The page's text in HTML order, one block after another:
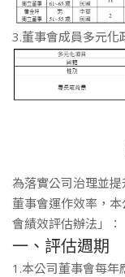
3.董事會成員多元化
為落實公司治理並
董事會運作效率，
會績效評估辦法」：
一、評估週期
1.本公司董事會每年